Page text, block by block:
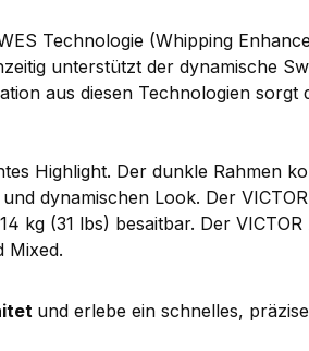
Technologie (Whipping
unterstützt der dynamische
aus diesen Technologien
Highlight. Der dunkle Rahmen
dynamischen Look. Der
kg (31 lbs) besaitbar. Der
Mixed.
und erlebe ein schnelles,